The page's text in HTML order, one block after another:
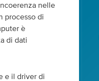
nelle
processo di
è
di dati
e il driver di